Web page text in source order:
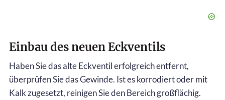
Einbau des neuen Eckventils
Haben Sie das alte Eckventil erfolgreich entfernt,
überprüfen Sie das Gewinde. Ist es korrodiert oder mit
Kalk zugesetzt, reinigen Sie den Bereich großflächig.